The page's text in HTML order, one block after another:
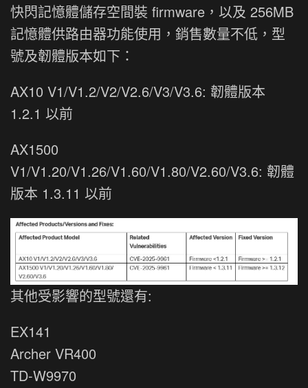
快閃記憶體儲存空間裝 firmware，以及 256MB
記憶體供路由器功能使用，銷售數量不低，型
號及韌體版本如下：
AX10 V1/V1.2/V2/V2.6/V3/V3.6: 韌體版本
1.2.1 以前
AX1500
V1/V1.20/V1.26/V1.60/V1.80/V2.60/V3.6: 韌體
版本 1.3.11 以前
其他受影響的型號還有:
EX141
Archer VR400
TD-W9970